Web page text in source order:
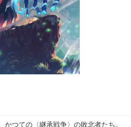
つての〈継承戦争〉の敗北者たち。